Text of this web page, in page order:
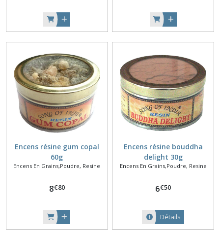
Encens résine gum copal
60g
Encens En Grains,Poudre, Resine
8€80
Encens résine bouddha
delight 30g
Encens En Grains,Poudre, Resine
6€50
Détails